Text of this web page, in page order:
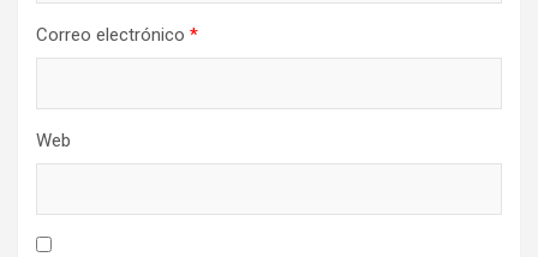
Correo electrónico *
Web